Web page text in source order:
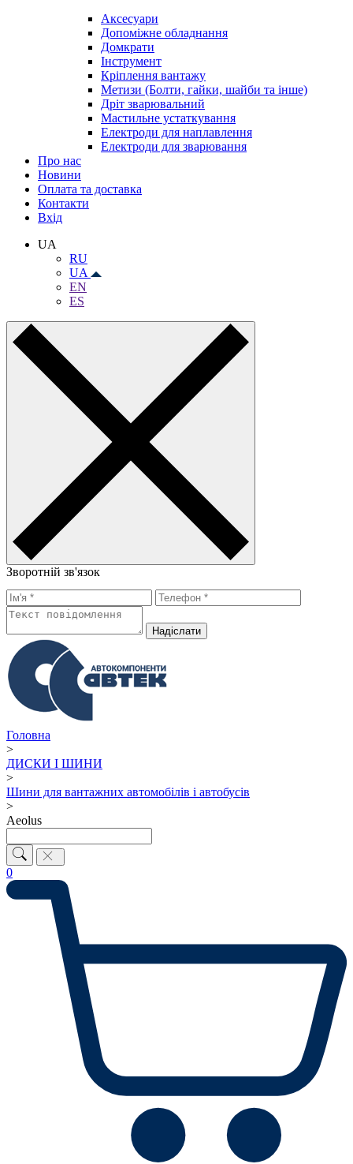
Аксесуари
Допоміжне обладнання
Домкрати
Інструмент
Кріплення вантажу
Метизи (Болти, гайки, шайби та інше)
Дріт зварювальний
Мастильне устаткування
Електроди для наплавлення
Електроди для зварювання
Про нас
Новини
Оплата та доставка
Контакти
Вхiд
UA
RU
UA
EN
ES
Зворотній зв'язок
Надiслати
Головна
>
ДИСКИ І ШИНИ
>
Шини для вантажних автомобілів і автобусів
>
Aeolus
0